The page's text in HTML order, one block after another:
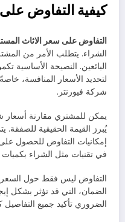
كيفية التفاوض
التفاوض على سعر الاثاث
الشراء. يتطلب الأمر من
البائعين. النصيحة الأساسية
لتحديد الأسعار المنافسة،
شركة فيورنتر.
يمكن للمشتري مقارنة أسعار
يُبرز القيمة الحقيقية للصفقة.
إمكانيات التفاوض للحصول
في تقنيات مثل الشراء بكميات
التفاوض ليس فقط حول
الضمان، التي قد تؤثر بشكل
الضروري تأكيد جميع التفاصيل